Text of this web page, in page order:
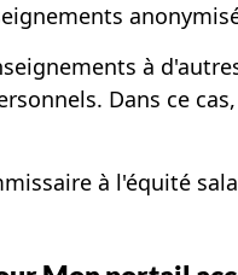
à
Dans ce
à l'équité